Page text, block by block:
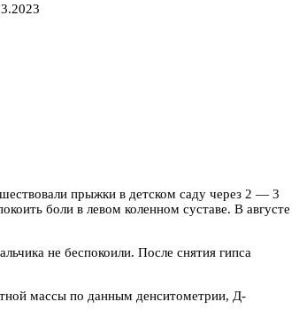
прыжки в детском саду через 2 — 3
боли в левом коленном суставе. В августе
не беспокоили. После снятия гипса
массы по данным денситометрии, Д-